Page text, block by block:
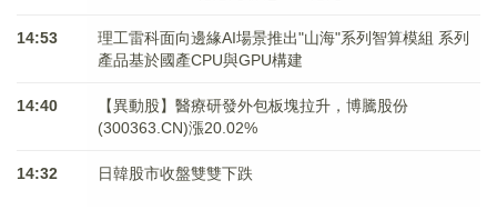
14:53
理工雷科面向邊緣AI場景推出"山海"系列智算模組 系列
產品基於國產CPU與GPU構建
14:40
【異動股】醫療研發外包板塊拉升，博騰股份
(300363.CN)漲20.02%
14:32 日韓股市收盤雙雙下跌